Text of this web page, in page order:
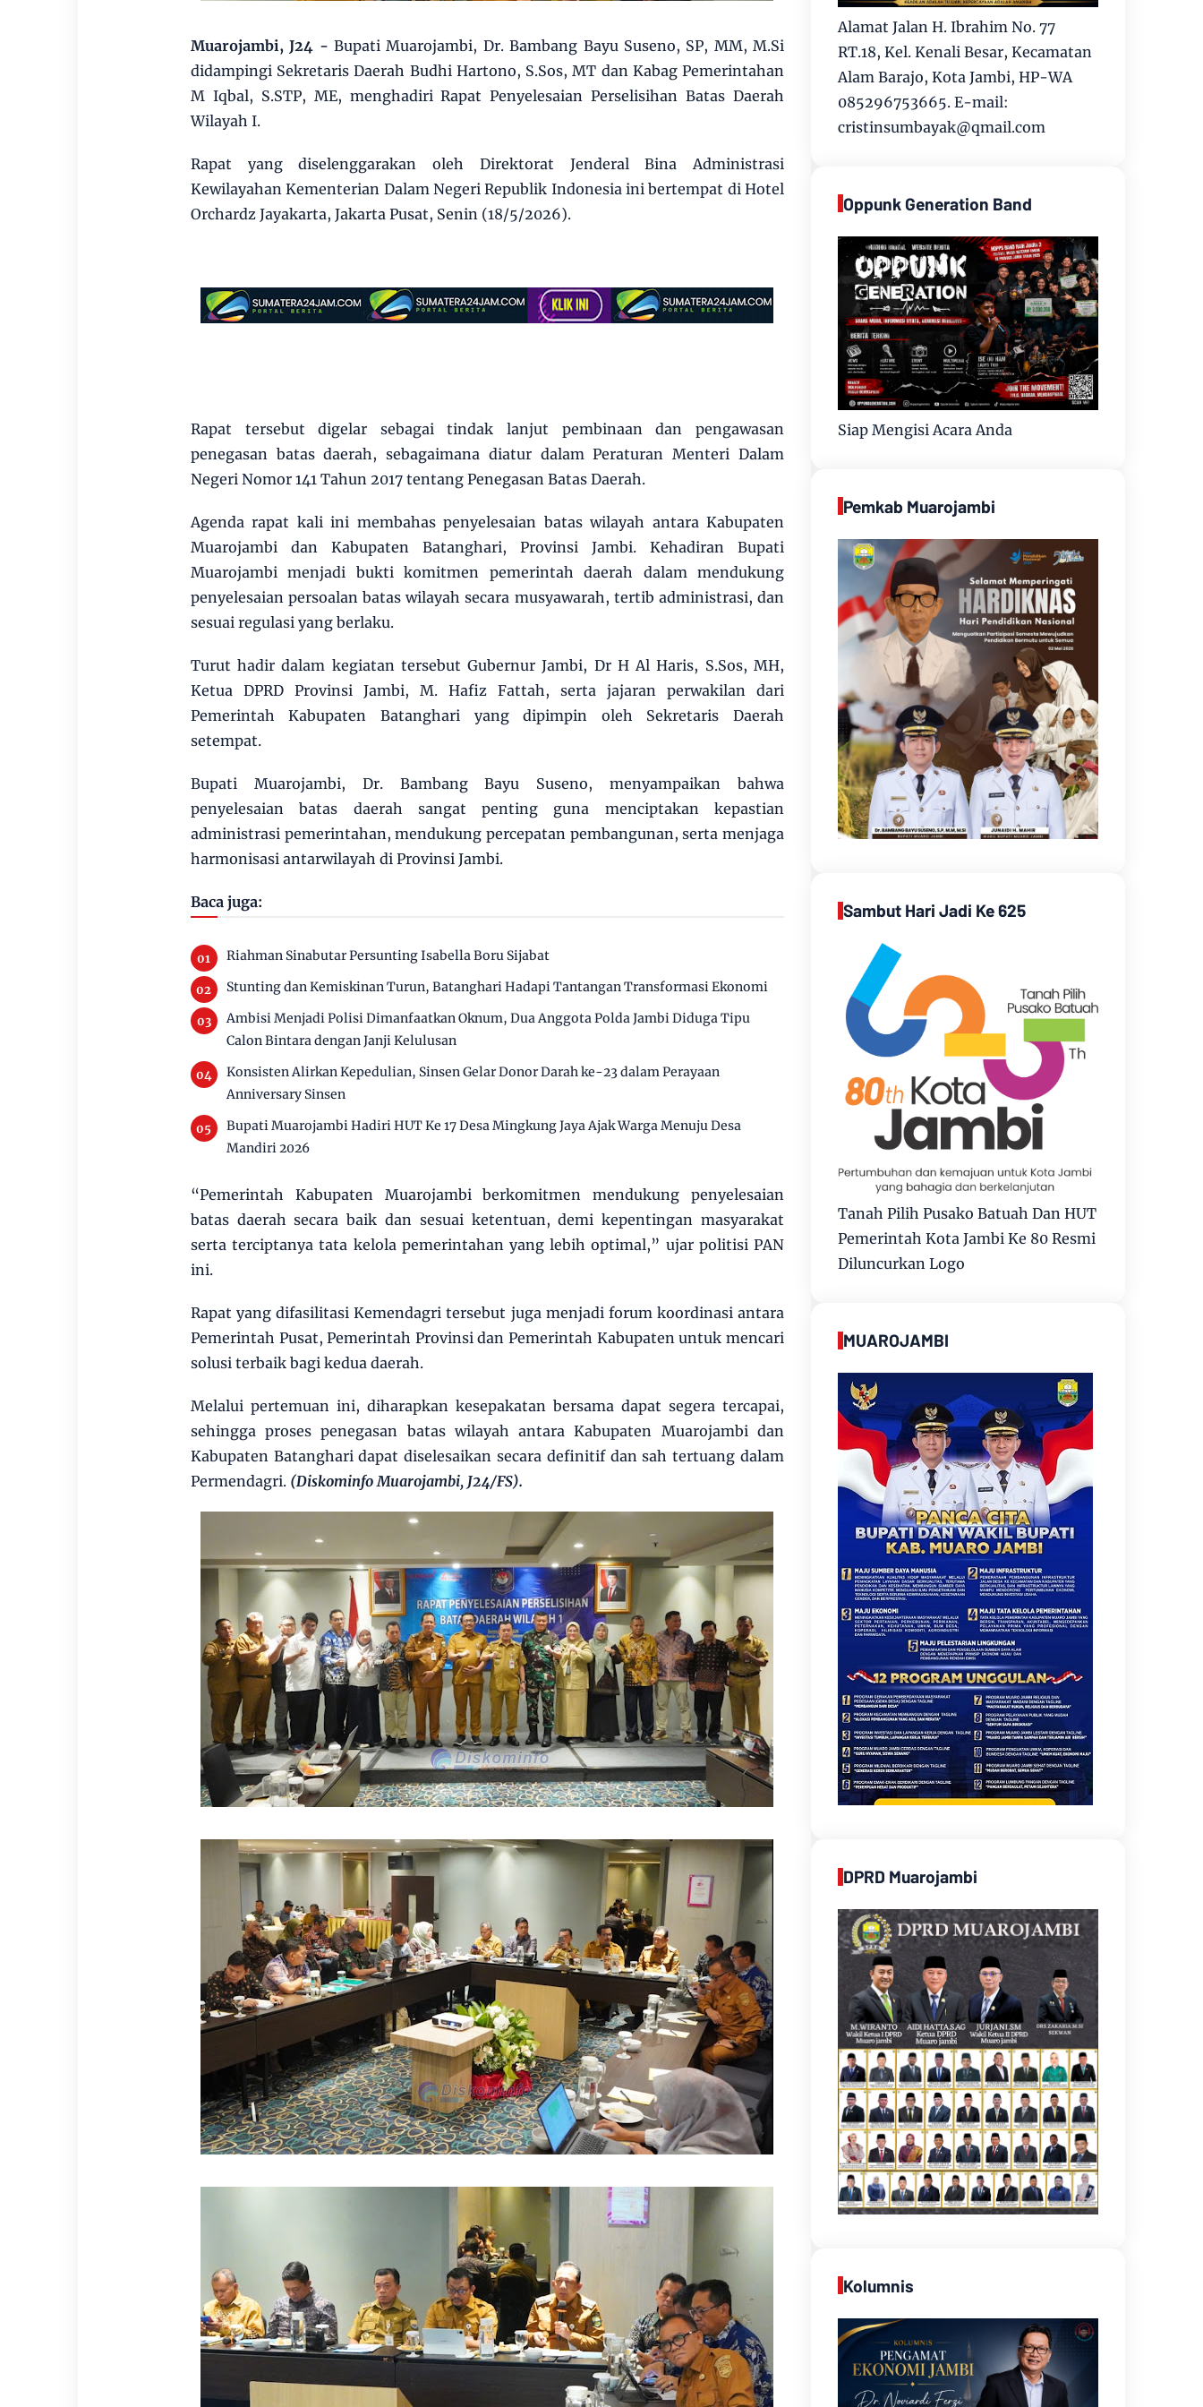
Muarojambi, J24 - Bupati Muarojambi, Dr. Bambang Bayu Suseno, SP, MM, M.Si
didampingi Sekretaris Daerah Budhi Hartono, S.Sos, MT dan Kabag Pemerintahan
M Iqbal, S.STP, ME, menghadiri Rapat Penyelesaian Perselisihan Batas Daerah
Wilayah I.
Rapat yang diselenggarakan oleh Direktorat Jenderal Bina Administrasi
Kewilayahan Kementerian Dalam Negeri Republik Indonesia ini bertempat di Hotel
Orchardz Jayakarta, Jakarta Pusat, Senin (18/5/2026).
Rapat tersebut digelar sebagai tindak lanjut pembinaan dan pengawasan
penegasan batas daerah, sebagaimana diatur dalam Peraturan Menteri Dalam
Negeri Nomor 141 Tahun 2017 tentang Penegasan Batas Daerah.
Agenda rapat kali ini membahas penyelesaian batas wilayah antara Kabupaten
Muarojambi dan Kabupaten Batanghari, Provinsi Jambi. Kehadiran Bupati
Muarojambi menjadi bukti komitmen pemerintah daerah dalam mendukung
penyelesaian persoalan batas wilayah secara musyawarah, tertib administrasi, dan
sesuai regulasi yang berlaku.
Turut hadir dalam kegiatan tersebut Gubernur Jambi, Dr H Al Haris, S.Sos, MH,
Ketua DPRD Provinsi Jambi, M. Hafiz Fattah, serta jajaran perwakilan dari
Pemerintah Kabupaten Batanghari yang dipimpin oleh Sekretaris Daerah
setempat.
Bupati Muarojambi, Dr. Bambang Bayu Suseno, menyampaikan bahwa
penyelesaian batas daerah sangat penting guna menciptakan kepastian
administrasi pemerintahan, mendukung percepatan pembangunan, serta menjaga
harmonisasi antarwilayah di Provinsi Jambi.
Baca juga:
Riahman Sinabutar Persunting Isabella Boru Sijabat
Stunting dan Kemiskinan Turun, Batanghari Hadapi Tantangan Transformasi Ekonomi
Ambisi Menjadi Polisi Dimanfaatkan Oknum, Dua Anggota Polda Jambi Diduga Tipu
Calon Bintara dengan Janji Kelulusan
Konsisten Alirkan Kepedulian, Sinsen Gelar Donor Darah ke-23 dalam Perayaan
Anniversary Sinsen
Bupati Muarojambi Hadiri HUT Ke 17 Desa Mingkung Jaya Ajak Warga Menuju Desa
Mandiri 2026
“Pemerintah Kabupaten Muarojambi berkomitmen mendukung penyelesaian
batas daerah secara baik dan sesuai ketentuan, demi kepentingan masyarakat
serta terciptanya tata kelola pemerintahan yang lebih optimal,” ujar politisi PAN
ini.
Rapat yang difasilitasi Kemendagri tersebut juga menjadi forum koordinasi antara
Pemerintah Pusat, Pemerintah Provinsi dan Pemerintah Kabupaten untuk mencari
solusi terbaik bagi kedua daerah.
Melalui pertemuan ini, diharapkan kesepakatan bersama dapat segera tercapai,
sehingga proses penegasan batas wilayah antara Kabupaten Muarojambi dan
Kabupaten Batanghari dapat diselesaikan secara definitif dan sah tertuang dalam
Permendagri. (Diskominfo Muarojambi, J24/FS).
Alamat Jalan H. Ibrahim No. 77
RT.18, Kel. Kenali Besar, Kecamatan
Alam Barajo, Kota Jambi, HP-WA
085296753665. E-mail:
cristinsumbayak@qmail.com
Oppunk Generation Band
Siap Mengisi Acara Anda
Pemkab Muarojambi
Sambut Hari Jadi Ke 625
Tanah Pilih Pusako Batuah Dan HUT
Pemerintah Kota Jambi Ke 80 Resmi
Diluncurkan Logo
MUAROJAMBI
DPRD Muarojambi
Kolumnis